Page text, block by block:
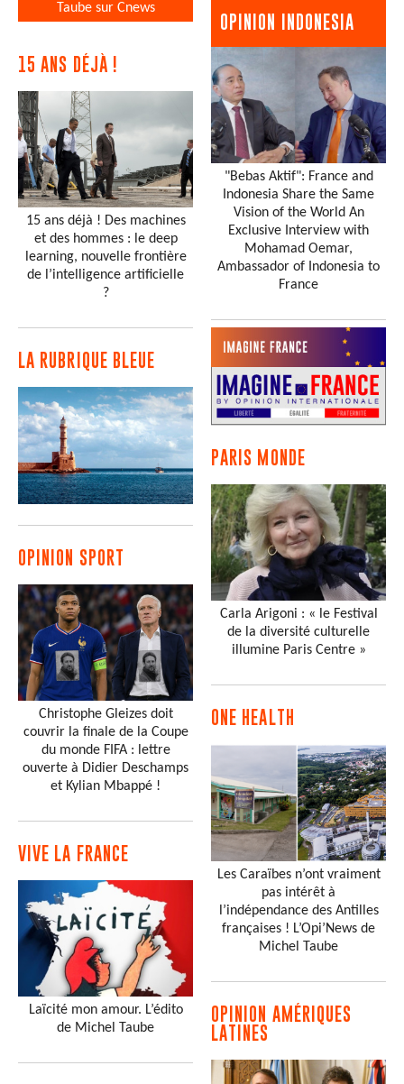
Taube sur Cnews
15 ANS DÉJÀ !
15 ans déjà ! Des machines
et des hommes : le deep
learning, nouvelle frontière
de l’intelligence artificielle
?
LA RUBRIQUE BLEUE
OPINION SPORT
Christophe Gleizes doit
couvrir la finale de la Coupe
du monde FIFA : lettre
ouverte à Didier Deschamps
et Kylian Mbappé !
VIVE LA FRANCE
Laïcité mon amour. L’édito
de Michel Taube
OPINION INDONESIA
"Bebas Aktif": France and
Indonesia Share the Same
Vision of the World An
Exclusive Interview with
Mohamad Oemar,
Ambassador of Indonesia to
France
PARIS MONDE
Carla Arigoni : « le Festival
de la diversité culturelle
illumine Paris Centre »
ONE HEALTH
Les Caraïbes n’ont vraiment
pas intérêt à
l’indépendance des Antilles
françaises ! L’Opi’News de
Michel Taube
OPINION AMÉRIQUES
LATINES